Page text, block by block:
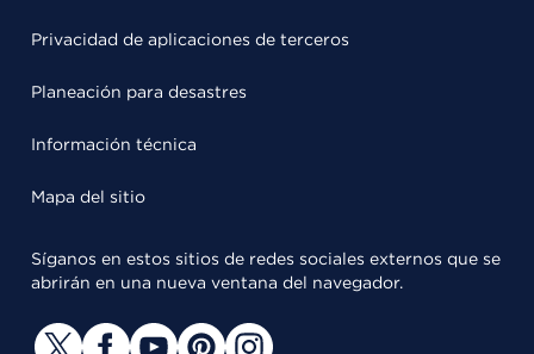
Privacidad de aplicaciones de terceros
Planeación para desastres
Información técnica
Mapa del sitio
Síganos en estos sitios de redes sociales externos que se
abrirán en una nueva ventana del navegador.